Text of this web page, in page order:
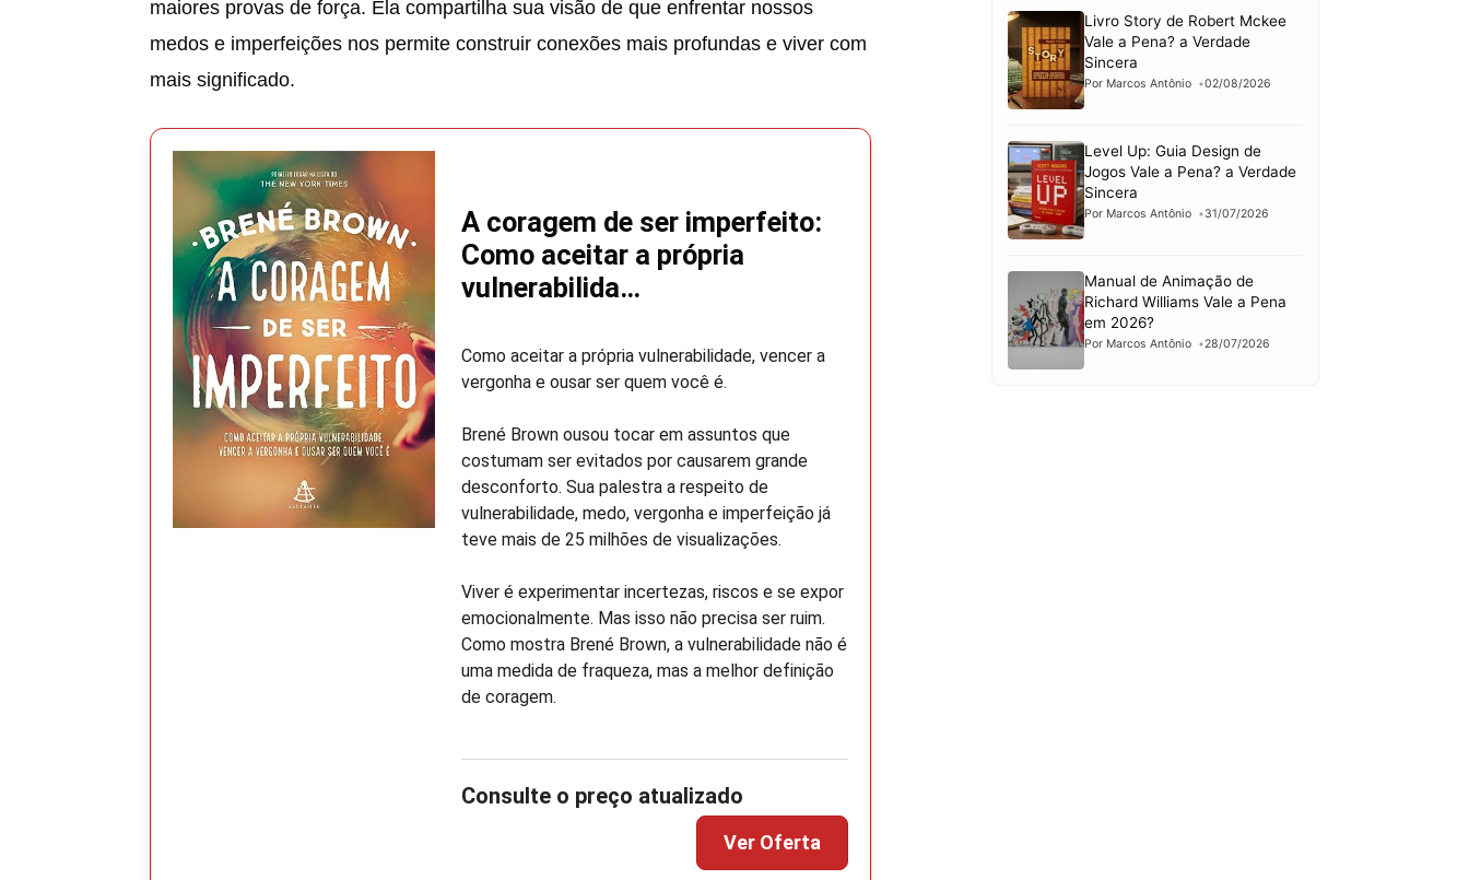
maiores provas de força. Ela compartilha sua visão de que enfrentar nossos
medos e imperfeições nos permite construir conexões mais profundas e viver com
mais significado.
A coragem de ser imperfeito:
Como aceitar a própria
vulnerabilida…
Como aceitar a própria vulnerabilidade, vencer a
vergonha e ousar ser quem você é.
Brené Brown ousou tocar em assuntos que
costumam ser evitados por causarem grande
desconforto. Sua palestra a respeito de
vulnerabilidade, medo, vergonha e imperfeição já
teve mais de 25 milhões de visualizações.
Viver é experimentar incertezas, riscos e se expor
emocionalmente. Mas isso não precisa ser ruim.
Como mostra Brené Brown, a vulnerabilidade não é
uma medida de fraqueza, mas a melhor definição
de coragem.
Livro Story de Robert Mckee
Vale a Pena? a Verdade
Sincera
Por Marcos Antônio 02/08/2026
Level Up: Guia Design de
Jogos Vale a Pena? a Verdade
Sincera
Por Marcos Antônio 31/07/2026
Manual de Animação de
Richard Williams Vale a Pena
em 2026?
Por Marcos Antônio 28/07/2026